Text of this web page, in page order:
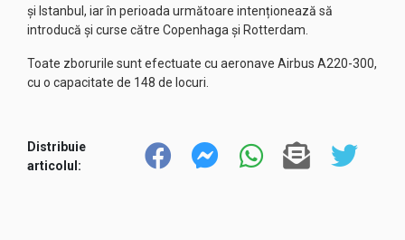
și Istanbul, iar în perioada următoare intenționează să
introducă și curse către Copenhaga și Rotterdam.
Toate zborurile sunt efectuate cu aeronave Airbus A220-300,
cu o capacitate de 148 de locuri.
Distribuie
articolul: